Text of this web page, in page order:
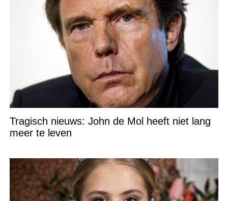
Tragisch nieuws: John de Mol heeft niet lang
meer te leven